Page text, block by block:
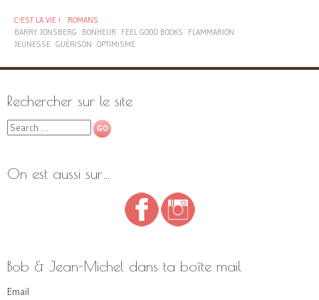
C'EST LA VIE !
ROMANS
BARRY JONSBERG
BONHEUR FEEL GOOD BOOKS
FLAMMARION
JEUNESSE GUÉRISON OPTIMISME
Rechercher sur le site
Search
On est aussi sur…
Bob & Jean-Michel dans ta boîte mail
Email